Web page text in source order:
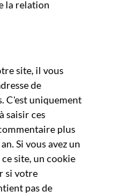
la relation
site, il vous
de
C'est uniquement
saisir ces
plus
Si vous avez un
site, un cookie
si votre
pas de